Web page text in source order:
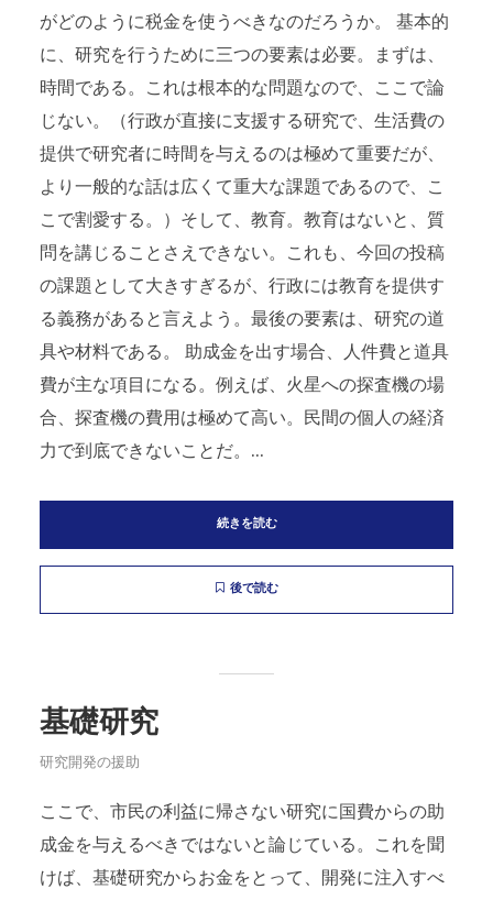
がどのように税金を使うべきなのだろうか。 基本的
に、研究を行うために三つの要素は必要。まずは、
時間である。これは根本的な問題なので、ここで論
じない。（行政が直接に支援する研究で、生活費の
提供で研究者に時間を与えるのは極めて重要だが、
より一般的な話は広くて重大な課題であるので、こ
こで割愛する。）そして、教育。教育はないと、質
問を講じることさえできない。これも、今回の投稿
の課題として大きすぎるが、行政には教育を提供す
る義務があると言えよう。最後の要素は、研究の道
具や材料である。 助成金を出す場合、人件費と道具
費が主な項目になる。例えば、火星への探査機の場
合、探査機の費用は極めて高い。民間の個人の経済
力で到底できないことだ。...
続きを読む
後で読む
基礎研究
研究開発の援助
ここで、市民の利益に帰さない研究に国費からの助
成金を与えるべきではないと論じている。これを聞
けば、基礎研究からお金をとって、開発に注入すべ